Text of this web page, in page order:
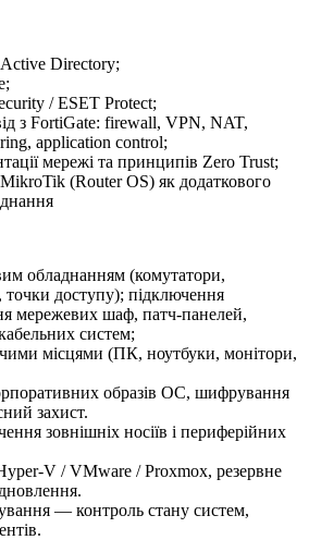
Directory;
/ ESET Protect;
з FortiGate: firewall, VPN, NAT,
application control;
мережі та принципів Zero Trust;
(Router OS) як додаткового
обладнанням (комутатори,
доступу); підключення
мережевих шаф, патч-панелей,
систем;
місцями (ПК, ноутбуки, монітори,
образів ОС, шифрування
захист.
зовнішніх носіїв і периферійних
V / VMware / Proxmox, резервне
— контроль стану систем,